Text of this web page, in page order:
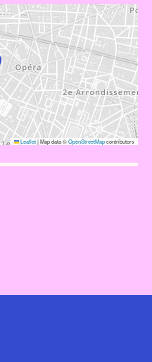
Leaflet|Map data ©OpenStreetMapcontributors